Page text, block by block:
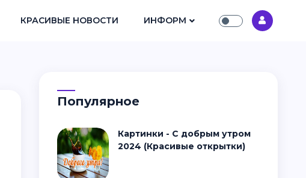
КРАСИВЫЕ НОВОСТИ ИНФОРМ
Популярное
Картинки - С добрым утром
2024 (Красивые открытки)